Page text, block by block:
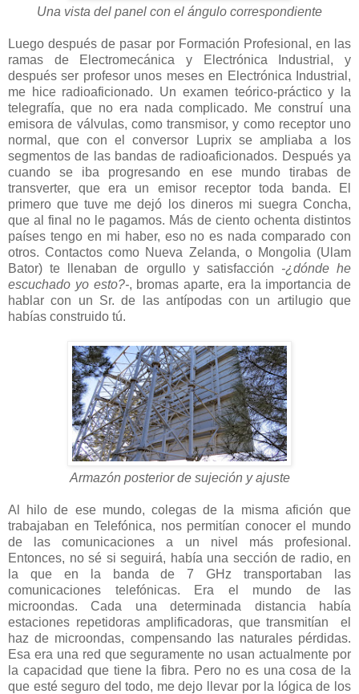
Una vista del panel con el ángulo correspondiente
Luego después de pasar por Formación Profesional, en las
ramas de Electromecánica y Electrónica Industrial, y
después ser profesor unos meses en Electrónica Industrial,
me hice radioaficionado. Un examen teórico-práctico y la
telegrafía, que no era nada complicado. Me construí una
emisora de válvulas, como transmisor, y como receptor uno
normal, que con el conversor Luprix se ampliaba a los
segmentos de las bandas de radioaficionados. Después ya
cuando se iba progresando en ese mundo tirabas de
transverter, que era un emisor receptor toda banda. El
primero que tuve me dejó los dineros mi suegra Concha,
que al final no le pagamos. Más de ciento ochenta distintos
países tengo en mi haber, eso no es nada comparado con
otros. Contactos como Nueva Zelanda, o Mongolia (Ulam
Bator) te llenaban de orgullo y satisfacción -¿dónde he
escuchado yo esto?-, bromas aparte, era la importancia de
hablar con un Sr. de las antípodas con un artilugio que
habías construido tú.
Armazón posterior de sujeción y ajuste
Al hilo de ese mundo, colegas de la misma afición que
trabajaban en Telefónica, nos permitían conocer el mundo
de las comunicaciones a un nivel más profesional.
Entonces, no sé si seguirá, había una sección de radio, en
la que en la banda de 7 GHz transportaban las
comunicaciones telefónicas. Era el mundo de las
microondas. Cada una determinada distancia había
estaciones repetidoras amplificadoras, que transmitían el
haz de microondas, compensando las naturales pérdidas.
Esa era una red que seguramente no usan actualmente por
la capacidad que tiene la fibra. Pero no es una cosa de la
que esté seguro del todo, me dejo llevar por la lógica de los